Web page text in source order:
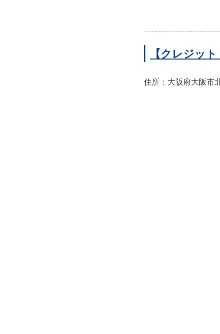
【クレジッ
住所：大阪府大阪市